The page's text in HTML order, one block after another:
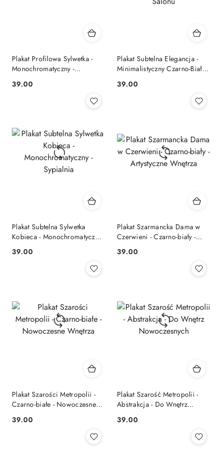
Plakat Profilowa Sylwetka -
Monochromatyczny -
Cena:
39.00
Plakat Subtelna Elegancja -
Minimalistyczny Czarno-Biały -
Cena:
39.00
Plakat Subtelna Sylwetka
Kobieca - Monochromatyczny
Cena:
39.00
Plakat Szarmancka Dama w
Czerwieni - Czarno-biały -
Cena:
39.00
Plakat Szarości Metropolii -
Czarno-białe - Nowoczesne
Cena:
39.00
Plakat Szarość Metropolii -
Abstrakcja - Do Wnętrz
Cena:
39.00